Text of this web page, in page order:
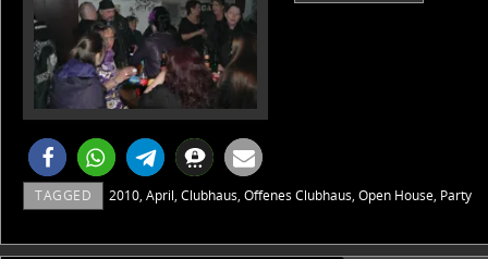
TAGGED 2010,April,Clubhaus,Offenes Clubhaus,Open House, Party